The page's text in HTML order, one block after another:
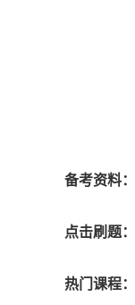
备考资料：
点击刷题：
热门课程：